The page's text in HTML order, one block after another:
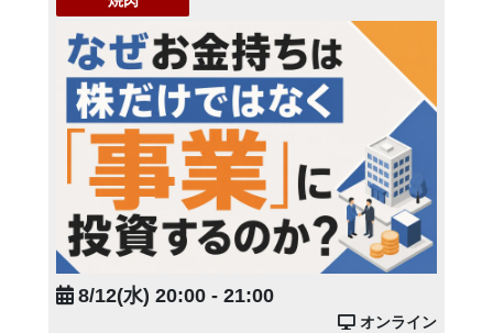
8/12(水) 20:00 - 21:00
オンライン